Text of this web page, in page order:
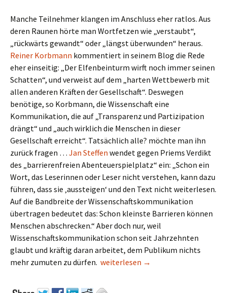
Manche Teilnehmer klangen im Anschluss eher ratlos. Aus
deren Raunen hörte man Wortfetzen wie „verstaubt“,
„rückwärts gewandt“ oder „längst überwunden“ heraus.
Reiner Korbmann kommentiert in seinem Blog die Rede
eher einseitig: „Der Elfenbeinturm wirft noch immer seinen
Schatten“, und verweist auf dem „harten Wettbewerb mit
allen anderen Kräften der Gesellschaft“. Deswegen
benötige, so Korbmann, die Wissenschaft eine
Kommunikation, die auf „Transparenz und Partizipation
drängt“ und „auch wirklich die Menschen in dieser
Gesellschaft erreicht“. Tatsächlich alle? möchte man ihn
zurück fragen … Jan Steffen wendet gegen Priems Verdikt
des „barrierenfreien Abenteuerspielplatz“ ein: „Schon ein
Wort, das Leserinnen oder Leser nicht verstehen, kann dazu
führen, dass sie ‚aussteigen‘ und den Text nicht weiterlesen.
Auf die Bandbreite der Wissenschaftskommunikation
übertragen bedeutet das: Schon kleinste Barrieren können
Menschen abschrecken.“ Aber doch nur, weil
Wissenschaftskommunikation schon seit Jahrzehnten
glaubt und kräftig daran arbeitet, dem Publikum nichts
mehr zumuten zu dürfen. Wissenschaftskommunikation
weiterlesen →